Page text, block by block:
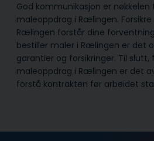
God kommunikasjon er nøkkelen
maleoppdrag i Rælingen.
Rælingen forstår dine
bestiller maler i Rælingen er det
garantier og forsikringer. Til
maleoppdrag i Rælingen er det
forstå kontrakten før arbeidet